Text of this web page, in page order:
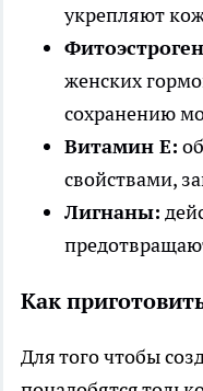
укрепляют
женских
сохранению
Витамин Е:
свойствами,
Лигнаны:
Как
Для того чтобы